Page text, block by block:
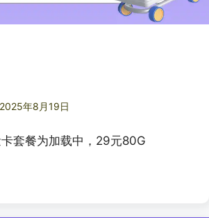
2025年8月19日
套餐为加载中，29元80G